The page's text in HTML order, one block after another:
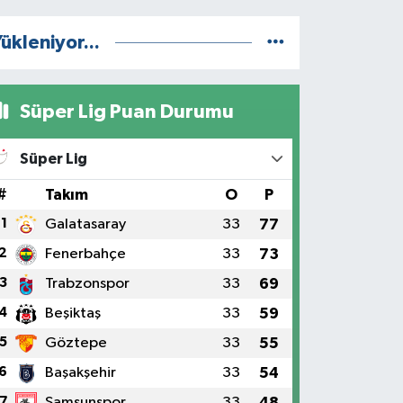
Süper Lig Puan Durumu
Süper Lig
Takım O P
1 Galatasaray 33 77
Fenerbahçe 33 73
3 Trabzonspor 33 69
Beşiktaş 33 59
5 Göztepe 33 55
Başakşehir 33 54